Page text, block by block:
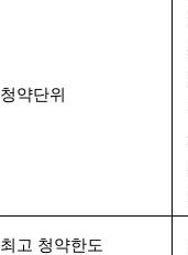
청약단위
최고 청약한도